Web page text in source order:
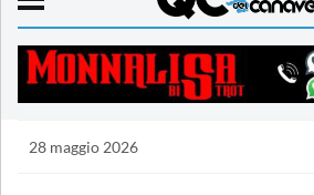
28 maggio 2026